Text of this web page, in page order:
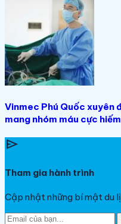
Vinmec Phú Quốc xuyên
mang nhóm máu cực hiếm
send
Tham gia hành trình
Cập nhật những bí mật du